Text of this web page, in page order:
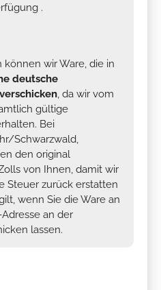
.
wir Ware, die in
deutsche
, da wir vom
gültige
Bei
Schwarzwald,
den original
von Ihnen, damit wir
Steuer zurück erstatten
wenn Sie die Ware an
an der
lassen.